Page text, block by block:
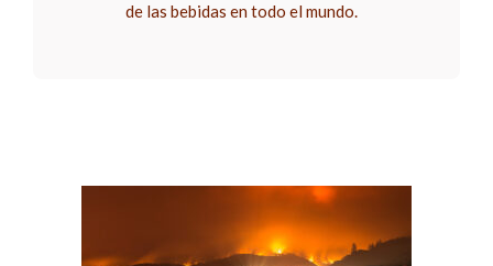
de las bebidas en todo el mundo.